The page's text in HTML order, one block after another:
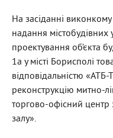
На засіданні
надання
проектування об’єкта
1а у місті Борисполі
відповідальністю
реконструкцію митно-
торгово-офісний центр
залу».